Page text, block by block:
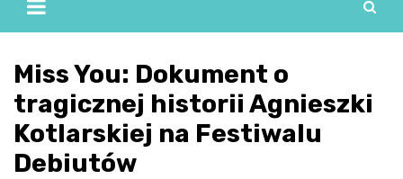
Miss You: Dokument o
tragicznej historii Agnieszki
Kotlarskiej na Festiwalu
Debiutów